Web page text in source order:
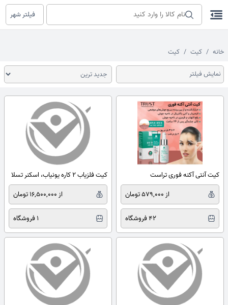
فیلتر شهر
خانه کیت کیت
نمایش فیلتر
کیت آنتی آکنه فوری تراست
از 579,000 تومان
42 فروشگاه
کیت فلزیاب 2 کاره یونیاب، اسکنر تسلا
از 16,500,000 تومان
1 فروشگاه